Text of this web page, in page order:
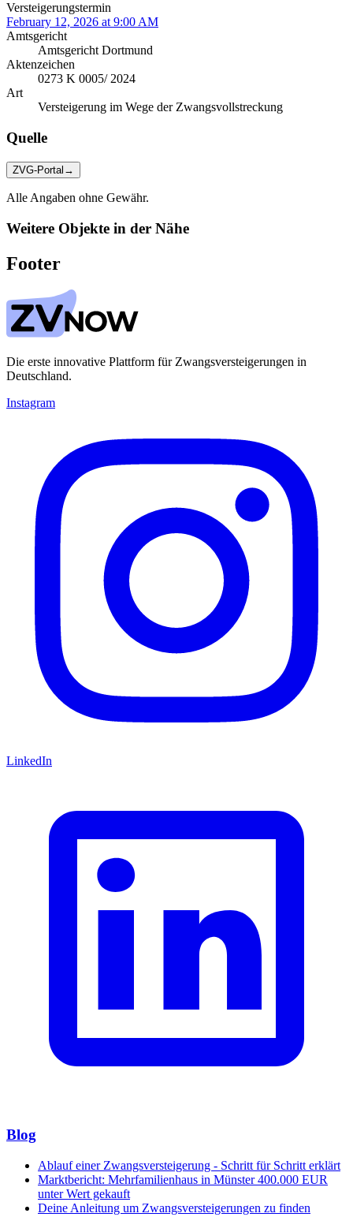
Versteigerungstermin
February 12, 2026 at 9:00 AM
Amtsgericht
Amtsgericht Dortmund
Aktenzeichen
0273 K 0005/ 2024
Art
Versteigerung im Wege der Zwangsvollstreckung
Quelle
ZVG-Portal →
Alle Angaben ohne Gewähr.
Weitere Objekte in der Nähe
Footer
Die erste innovative Plattform für Zwangsversteigerungen in
Deutschland.
Instagram
LinkedIn
Blog
Ablauf einer Zwangsversteigerung - Schritt für Schritt erklärt
Marktbericht: Mehrfamilienhaus in Münster 400.000 EUR
unter Wert gekauft
Deine Anleitung um Zwangsversteigerungen zu finden